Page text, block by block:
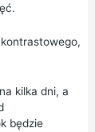
kilka dni, a
będzie